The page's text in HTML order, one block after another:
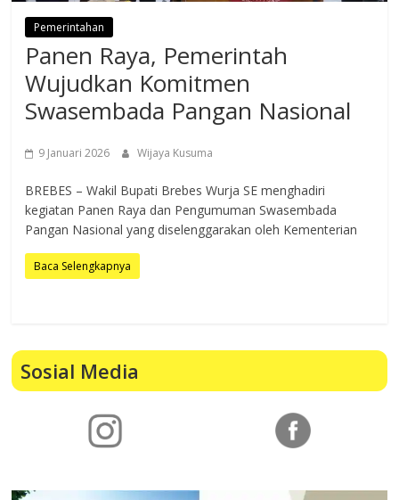
Pemerintahan
Panen Raya, Pemerintah
Wujudkan Komitmen
Swasembada Pangan Nasional
9 Januari 2026 Wijaya Kusuma
BREBES – Wakil Bupati Brebes Wurja SE menghadiri
kegiatan Panen Raya dan Pengumuman Swasembada
Pangan Nasional yang diselenggarakan oleh Kementerian
Baca Selengkapnya
Sosial Media